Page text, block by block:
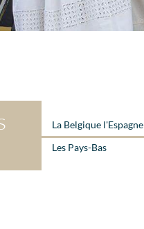
La Belgique l'Espagne
Les Pays-Bas